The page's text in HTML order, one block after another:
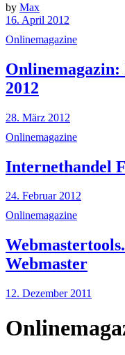
by Max
16. April 2012
Onlinemagazine
2012
28. März 2012
Onlinemagazine
Internethandel
24. Februar 2012
Onlinemagazine
Webmaster
12. Dezember 2011